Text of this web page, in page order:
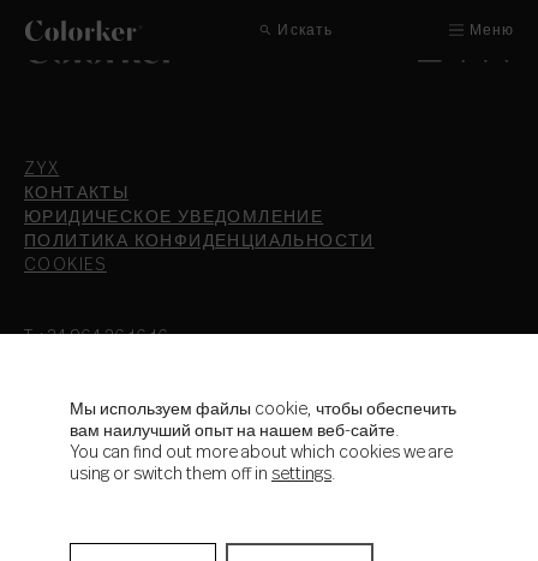
Искать Меню
ZYX
КОНТАКТЫ
ЮРИДИЧЕСКОЕ УВЕДОМЛЕНИЕ
ПОЛИТИКА КОНФИДЕНЦИАЛЬНОСТИ
COOKIES
T.+34 964 36 16 16
Ctra. de Alcora, Km 21,3
12110 Alcora - Castellón - España
Colorker Group
Мы используем файлы cookie, чтобы обеспечить
вам наилучший опыт на нашем веб-сайте.
You can find out more about which cookies we are
using or switch them off in settings